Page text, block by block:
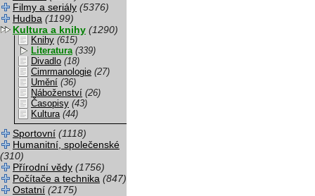
Filmy a seriály (5376)
Hudba (1199)
Kultura a knihy (1290)
Knihy (615)
Literatura (339)
Divadlo (18)
Cimrmanologie (27)
Umění (36)
Náboženství (26)
Časopisy (43)
Kultura (44)
Sportovní (1118)
Humanitní, společenské
(310)
Přírodní vědy (1756)
Počítače a technika (847)
Ostatní (2175)